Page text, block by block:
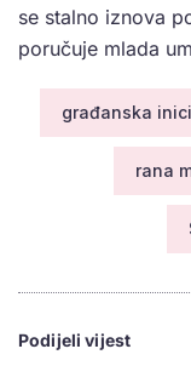
se stalno iznova
poručuje mlada
građanska
rana
Podijeli vijest